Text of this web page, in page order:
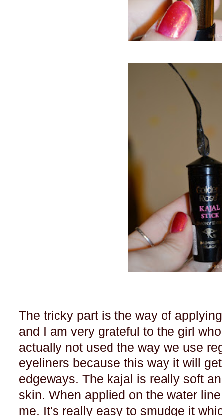
The tricky part is the way of
and I am very grateful to the girl
actually not used the way we use
eyeliners because this way it will
edgeways. The kajal is really soft
skin. When applied on the water
me. It's really easy to smudge it